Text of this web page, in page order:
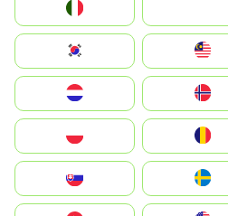
South Korea